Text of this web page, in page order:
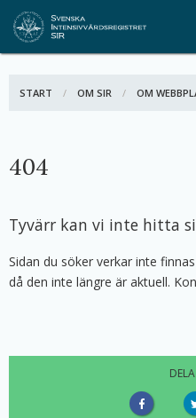
START OM SIR OM
404
Tyvärr kan vi inte hitta
Sidan du söker verkar inte
då den inte längre är aktuell.